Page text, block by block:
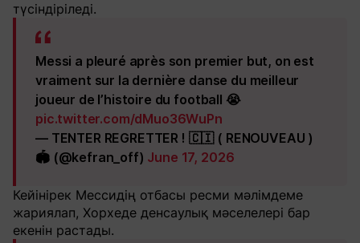
түсіндіріледі.
Messi a pleuré après son premier but, on est
vraiment sur la dernière danse du meilleur
joueur de l’histoire du football 😭
pic.twitter.com/dMuo36WuPn
— TENTER REGRETTER ! 🇨🇮 ( RENOUVEAU )
🏟️ (@kefran_off) June 17, 2026
Кейінірек Мессидің отбасы ресми мәлімдеме
жариялап, Хорхеде денсаулық мәселелері бар
екенін растады.